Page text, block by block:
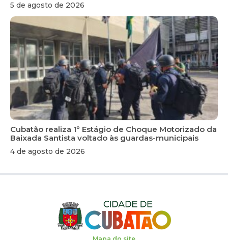
5 de agosto de 2026
Cubatão realiza 1º Estágio de Choque Motorizado da
Baixada Santista voltado às guardas-municipais
4 de agosto de 2026